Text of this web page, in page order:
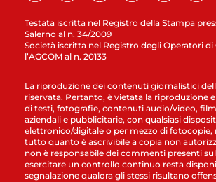
Testata iscritta nel Registro della Stampa
Salerno al n. 34/2009
Società iscritta nel Registro degli Operatori
l’AGCOM al n. 20133
La riproduzione dei contenuti giornalistici
riservata. Pertanto, è vietata la riproduzione e
di testi, fotografie, contenuti audio/video,
aziendali e pubblicitarie, con qualsiasi
elettronico/digitale o per mezzo di fotocopie,
tutto quanto è ascrivibile a copia non
non è responsabile dei commenti presenti
esercitare un controllo continuo resta
segnalazione qualora gli stessi risultano